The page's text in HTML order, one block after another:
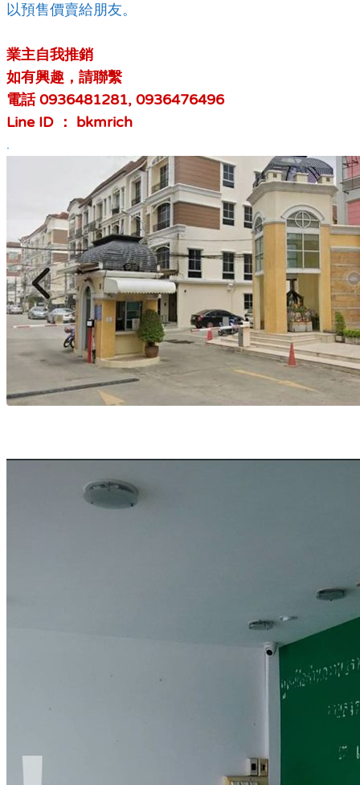
以預售價賣給朋友。
業主自我推銷
如有興趣，請聯繫
電話 0936481281, 0936476496
Line ID ： bkmrich
.